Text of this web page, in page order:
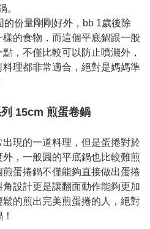
。
份量剛剛好外，bb 1歲後除
的食物，而這個平底鍋跟一般
，不僅比較可以防止噴濺外，
理都非常適合，絕對是媽媽準
15cm 煎蛋卷鍋
現的一道料理，但是蛋捲對於
，一般圓的平底鍋也比較難煎
蛋捲鍋不僅能夠直接做出蛋捲
設計更是讓翻面動作能夠更加
的煎出完美煎蛋捲的人，絕對